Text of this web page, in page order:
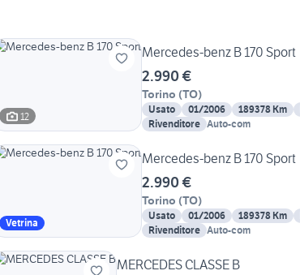
12
Mercedes-benz B 170 Sport
2.990 €
Torino (TO)
Usato 01/2006 189378 Km
Rivenditore Auto-com
Vetrina
Mercedes-benz B 170 Sport
2.990 €
Torino (TO)
Usato 01/2006 189378 Km
Rivenditore Auto-com
MERCEDES CLASSE B